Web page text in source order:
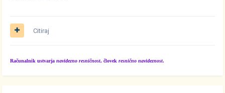
Citiraj
Računalnik ustvarjanavidezno resničnost, človekresnično navideznost.